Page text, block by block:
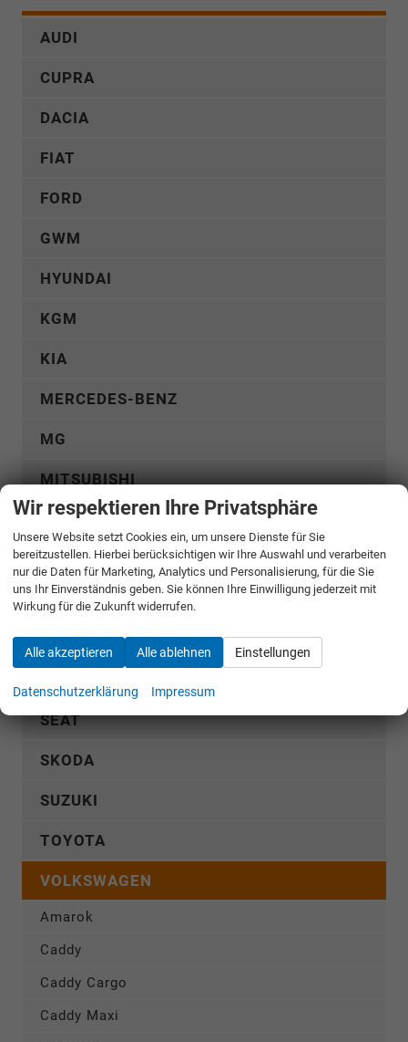
AUDI
CUPRA
DACIA
FIAT
FORD
GWM
HYUNDAI
KGM
KIA
MERCEDES-BENZ
MG
MITSUBISHI
NISSAN
OMODA
OPEL
PEUGEOT
SEAT
SKODA
SUZUKI
TOYOTA
VOLKSWAGEN
Amarok
Caddy
Caddy Cargo
Caddy Maxi
Wir respektieren Ihre Privatsphäre
Unsere Website setzt Cookies ein, um unsere Dienste für Sie
bereitzustellen. Hierbei berücksichtigen wir Ihre Auswahl und verarbeiten
nur die Daten für Marketing, Analytics und Personalisierung, für die Sie
uns Ihr Einverständnis geben. Sie können Ihre Einwilligung jederzeit mit
Wirkung für die Zukunft widerrufen.
Alle akzeptieren Alle ablehnen Einstellungen
Datenschutzerklärung Impressum